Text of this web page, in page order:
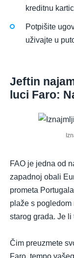
kreditnu
Potpišite
uživajte u
Jeftin
luci Faro:
FAO je jedna od
zapadnoj obali
prometa
plaže s
starog grada. Je
Čim preuzmete
Faro, tempo